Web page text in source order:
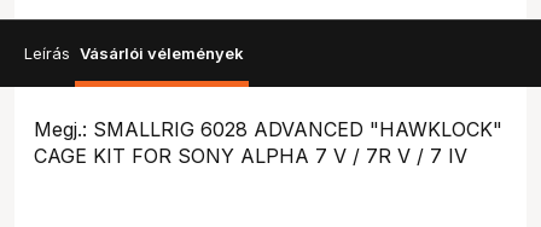
Leírás Vásárlói vélemények
Megj.: SMALLRIG 6028 ADVANCED "HAWKLOCK"
CAGE KIT FOR SONY ALPHA 7 V / 7R V / 7 IV